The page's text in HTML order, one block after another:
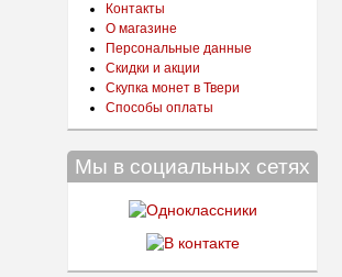
Контакты
О магазине
Персональные данные
Скидки и акции
Скупка монет в Твери
Способы оплаты
Мы в социальных сетях